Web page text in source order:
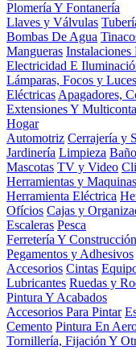
Plomería Y Fontanería
Llaves y Válvulas
Bombas De Agua
Mangueras Instalaciones
Electricidad E
Lámparas, Focos y Luces
Eléctricas Apagadores,
Extensiones Y
Hogar
Automotriz Cerrajería y
Jardinería Limpieza
Mascotas TV y Video
Herramientas y Maquinas
Herramienta Eléctrica
Ofícios Cajas y
Escaleras Pesca
Ferretería Y Construcción
Pegamentos y Adhesivos
Accesorios Cintas
Lubricantes Ruedas y
Pintura Y Acabados
Accesorios Para Pintar
Cemento Pintura En
Tornillería, Fijación Y